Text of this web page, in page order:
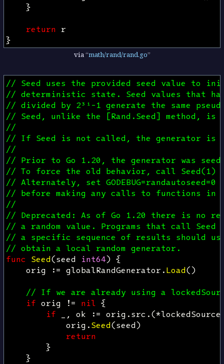
}
return r
}
via math/rand/rand.go
// Seed uses the provided seed value to
// deterministic state. Seed values that
// divided by 2³¹-1 generate the same
// Seed, unlike the [Rand.Seed] method, is
//
// If Seed is not called, the generator is
//
// Prior to Go 1.20, the generator was
// To force the old behavior, call Seed(1)
// Alternately, set
// before making any calls to functions in
//
// Deprecated: As of Go 1.20 there is no
// a random value. Programs that call Seed
// a specific sequence of results should use
// obtain a local random generator.
func Seed(seed int64) {
orig
:= globalRandGenerator .Load()
// If we are already using a
if orig != nil {
if
, ok := orig .src .(*lockedSource
orig .Seed(seed)
return
}
}